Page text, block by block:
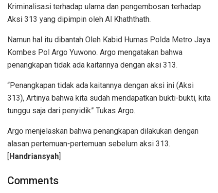
Kriminalisasi terhadap ulama dan pengembosan terhadap
Aksi 313 yang dipimpin oleh Al Khaththath.
Namun hal itu dibantah Oleh Kabid Humas Polda Metro Jaya
Kombes Pol Argo Yuwono. Argo mengatakan bahwa
penangkapan tidak ada kaitannya dengan aksi 313.
“Penangkapan tidak ada kaitannya dengan aksi ini (Aksi
313), Artinya bahwa kita sudah mendapatkan bukti-bukti, kita
tunggu saja dari penyidik” Tukas Argo.
Argo menjelaskan bahwa penangkapan dilakukan dengan
alasan pertemuan-pertemuan sebelum aksi 313.
[Handriansyah]
Comments